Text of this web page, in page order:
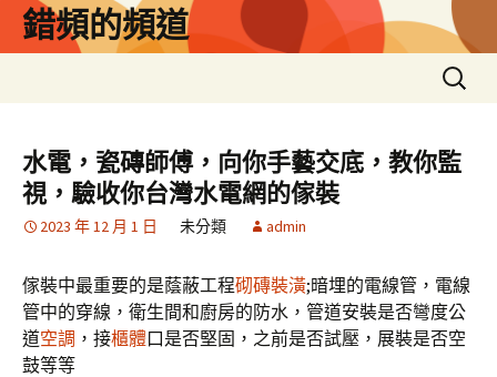
錯頻的頻道
搜
尋
鍵
字:
水電，瓷磚師傅，向你手藝交底，教你監
視，驗收你台灣水電網的傢裝
2023 年 12 月 1 日 未分類 admin
傢裝中最重要的是蔭蔽工程砌磚裝潢;暗埋的電線管，電線
管中的穿線，衛生間和廚房的防水，管道安裝是否彎度公
道空調 ，接櫃體口是否堅固，之前是否試壓，展裝是否空
鼓等等